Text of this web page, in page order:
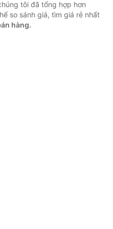
tôi đã tổng hợp hơn
so sánh giá, tìm giá rẻ nhất
hàng.